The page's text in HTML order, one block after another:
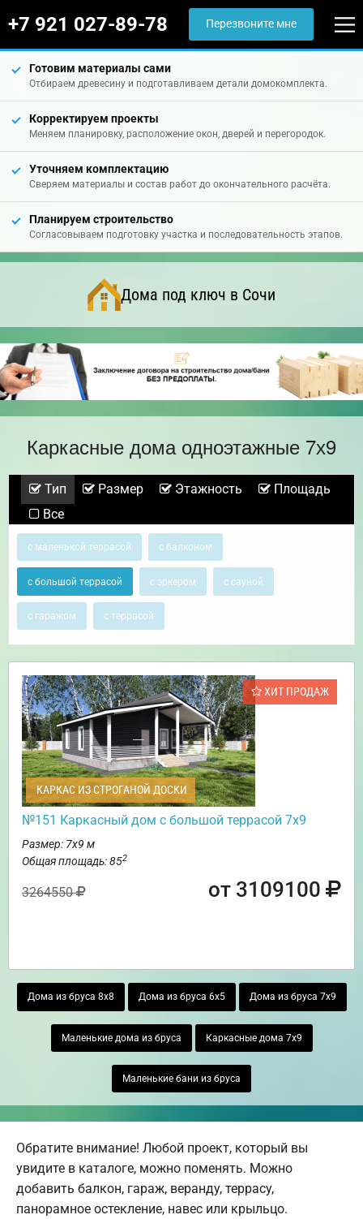
+7 921 027-89-78 Перезвоните мне
Готовим материалы сами
Отбираем древесину и подготавливаем детали домокомплекта.
Корректируем проекты
Меняем планировку, расположение окон, дверей и перегородок.
Уточняем комплектацию
Сверяем материалы и состав работ до окончательного расчёта.
Планируем строительство
Согласовываем подготовку участка и последовательность этапов.
Дома под ключ в Сочи
Каркасные дома одноэтажные 7х9
Тип Размер Этажность
Площадь
Все
с маленькой террасой с балконом
с большой террасой с эркером с сауной
с гаражом с террасой
ХИТ ПРОДАЖ
КАРКАС ИЗ СТРОГАНОЙ ДОСКИ
№151 Каркасный дом с большой террасой 7х9
Размер: 7х9 м
Общая площадь: 852
3264550 от 3109100
Дома из бруса 8х8 Дома из бруса 6х5 Дома из бруса 7х9
Маленькие дома из бруса Каркасные дома 7х9
Маленькие бани из бруса
Обратите внимание! Любой проект, который вы
увидите в каталоге, можно поменять. Можно
добавить балкон, гараж, веранду, террасу,
панорамное остекление, навес или крыльцо.